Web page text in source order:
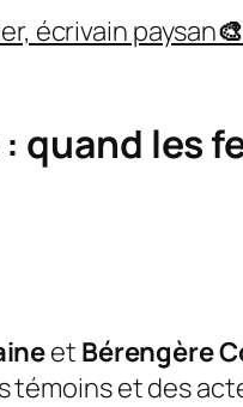
écrivain paysan🎨
quand les
et Bérengère
et des